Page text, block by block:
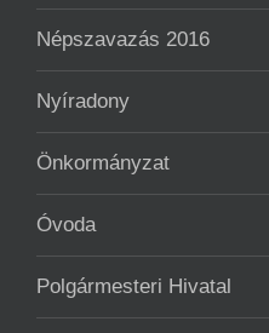
Népszavazás 2016
Nyíradony
Önkormányzat
Óvoda
Polgármesteri Hivatal